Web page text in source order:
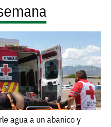
agua a un abanico y